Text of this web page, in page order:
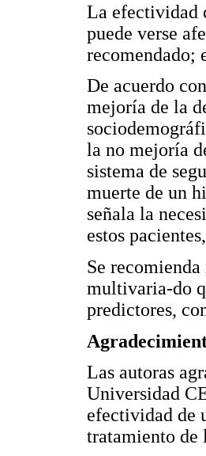
La efectividad
puede verse
recomendado;
De acuerdo
mejoría de la
la no mejoría
sistema de
muerte de un
señala la
estos
Se
multivaria-do
predictores,
Las autoras
Universidad
efectividad de
tratamiento de